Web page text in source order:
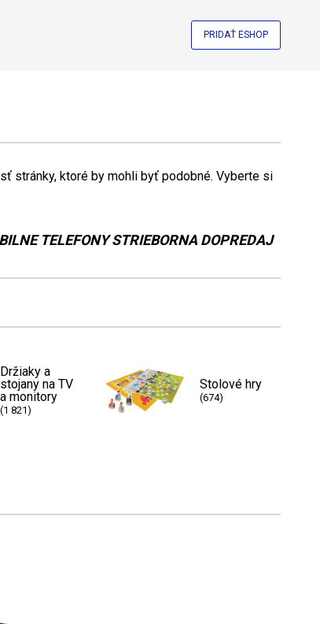
PRIDAŤ ESHOP
stránky, ktoré by mohli byť podobné. Vyberte si
TELEFONY STRIEBORNA DOPREDAJ
Držiaky a
stojany na TV
a monitory
(1 821)
Stolové hry
(674)